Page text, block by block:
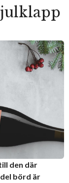
den där
börd är